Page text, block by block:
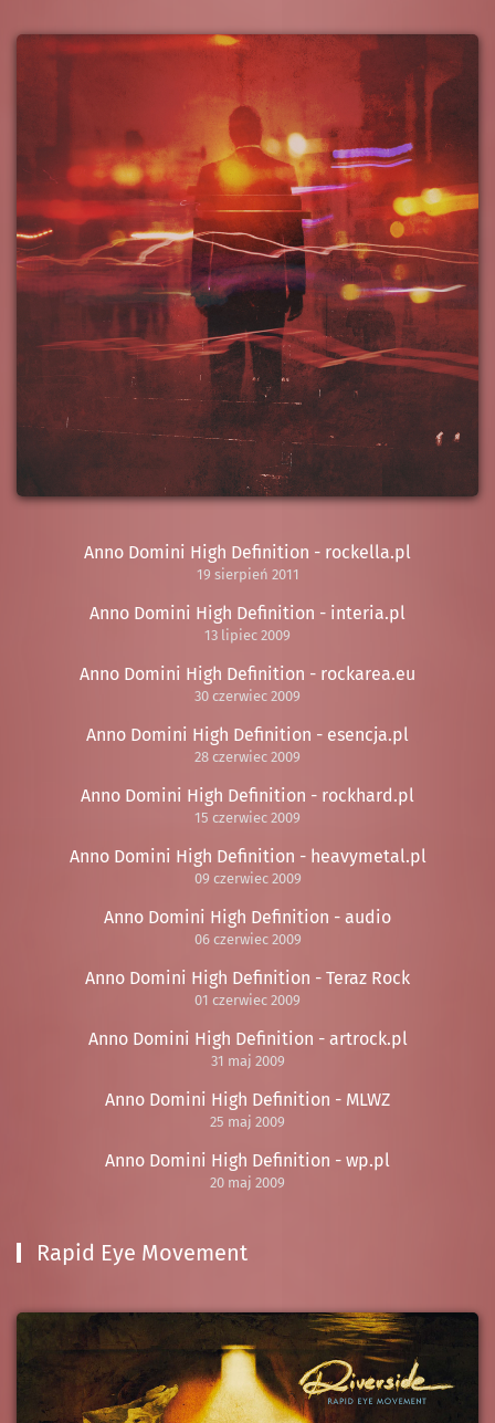
Anno Domini High Definition - rockella.pl
19 sierpień 2011
Anno Domini High Definition - interia.pl
13 lipiec 2009
Anno Domini High Definition - rockarea.eu
30 czerwiec 2009
Anno Domini High Definition - esencja.pl
28 czerwiec 2009
Anno Domini High Definition - rockhard.pl
15 czerwiec 2009
Anno Domini High Definition - heavymetal.pl
09 czerwiec 2009
Anno Domini High Definition - audio
06 czerwiec 2009
Anno Domini High Definition - Teraz Rock
01 czerwiec 2009
Anno Domini High Definition - artrock.pl
31 maj 2009
Anno Domini High Definition - MLWZ
25 maj 2009
Anno Domini High Definition - wp.pl
20 maj 2009
Rapid Eye Movement